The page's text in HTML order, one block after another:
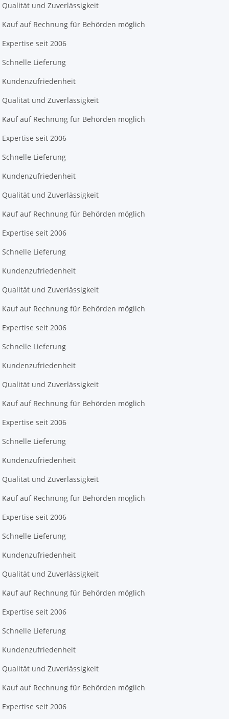
Qualität und Zuverlässigkeit
Kauf auf Rechnung für Behörden möglich
Expertise seit 2006
Schnelle Lieferung
Kundenzufriedenheit
Qualität und Zuverlässigkeit
Kauf auf Rechnung für Behörden möglich
Expertise seit 2006
Schnelle Lieferung
Kundenzufriedenheit
Qualität und Zuverlässigkeit
Kauf auf Rechnung für Behörden möglich
Expertise seit 2006
Schnelle Lieferung
Kundenzufriedenheit
Qualität und Zuverlässigkeit
Kauf auf Rechnung für Behörden möglich
Expertise seit 2006
Schnelle Lieferung
Kundenzufriedenheit
Qualität und Zuverlässigkeit
Kauf auf Rechnung für Behörden möglich
Expertise seit 2006
Schnelle Lieferung
Kundenzufriedenheit
Qualität und Zuverlässigkeit
Kauf auf Rechnung für Behörden möglich
Expertise seit 2006
Schnelle Lieferung
Kundenzufriedenheit
Qualität und Zuverlässigkeit
Kauf auf Rechnung für Behörden möglich
Expertise seit 2006
Schnelle Lieferung
Kundenzufriedenheit
Qualität und Zuverlässigkeit
Kauf auf Rechnung für Behörden möglich
Expertise seit 2006